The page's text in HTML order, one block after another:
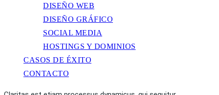
DISEÑO WEB
DISEÑO GRÁFICO
SOCIAL MEDIA
HOSTINGS Y DOMINIOS
CASOS DE ÉXITO
CONTACTO